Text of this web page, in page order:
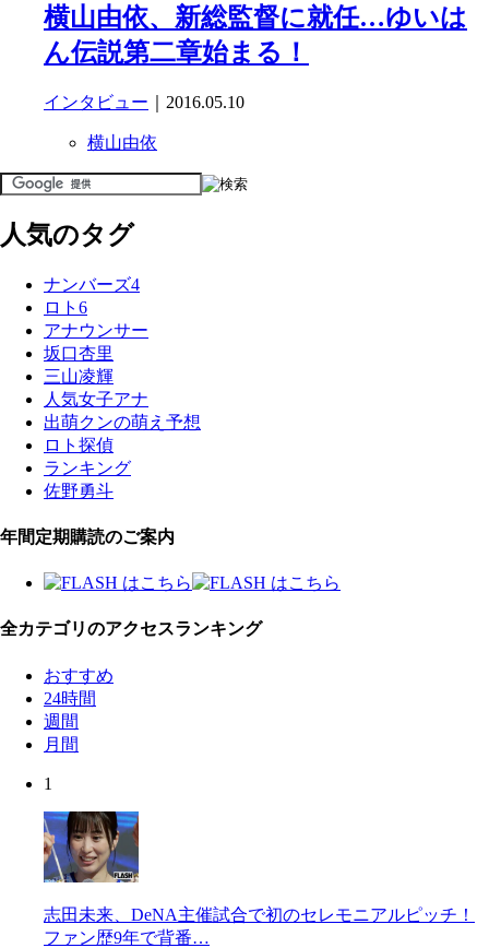
横山由依、新総監督に就任…ゆいは
ん伝説第二章始まる！
インタビュー ｜2016.05.10
横山由依
人気のタグ
ナンバーズ4
ロト6
アナウンサー
坂口杏里
三山凌輝
人気女子アナ
出萌クンの萌え予想
ロト探偵
ランキング
佐野勇斗
年間定期購読のご案内
全カテゴリのアクセスランキング
おすすめ
24時間
週間
月間
1
志田未来、DeNA主催試合で初のセレモニアルピッチ！
ファン歴9年で背番…